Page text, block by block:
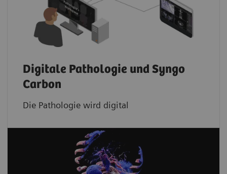
Digitale Pathologie und Syngo
Carbon
Die Pathologie wird digital